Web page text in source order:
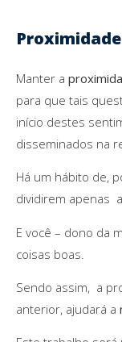
Manter a
para que tais
início destes
disseminados na
Há um hábito de,
dividirem apenas
E você – dono da
coisas boas.
Sendo assim, a
anterior, ajudará a